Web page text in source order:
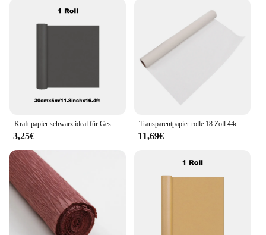
Kraft papier schwarz ideal für Geschenk verpackung Verpackungs rolle für bewegliche Kunst handwerk Versand Bodenbelag Wand 100% recyceltes Material
3,25€
Transparentpapier rolle 18 Zoll 44cm breites Muster papier Praktikabilität gute Tinten absorption einfach zu verwenden hohe Transparenz für die Schneiderei
11,69€